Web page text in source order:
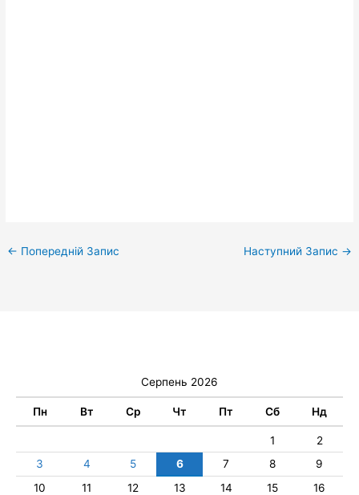
← Попередній Запис Наступний Запис →
Серпень 2026
Пн Вт Ср Чт Пт Сб Нд
1
2
3
4 5 6 7 8
9
10
11 12 13 14 15
16